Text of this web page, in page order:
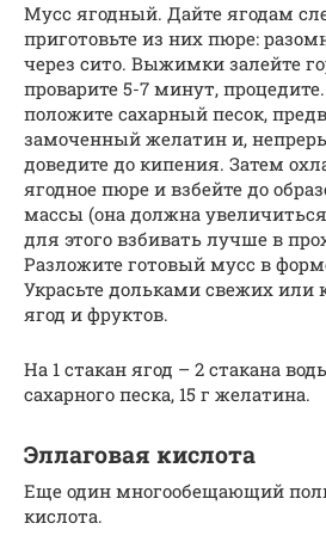
Мусс ягодный. Дайте ягодам
приготовьте из них пюре:
через сито. Выжимки залейте
проварите 5-7 минут,
положите сахарный песок,
замоченный желатин и,
доведите до кипения. Затем
ягодное пюре и взбейте до
массы (она должна
для этого взбивать лучше в
Разложите готовый мусс в
Украсьте дольками свежих или
ягод и фруктов.
На 1 стакан ягод – 2 стакана
сахарного песка, 15 г желатина.
Эллаговая кислота
Еще один многообещающий
кислота.